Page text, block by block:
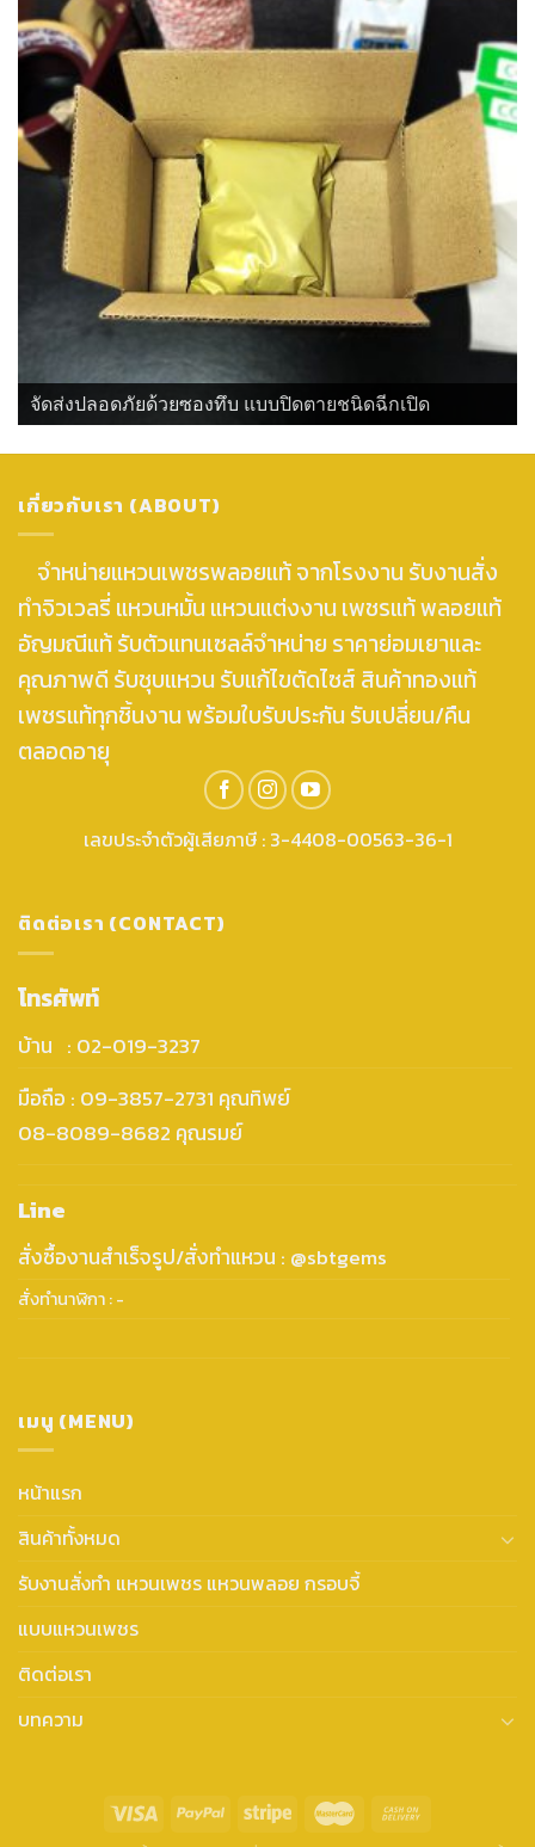
จัดส่งปลอดภัยด้วยซองทึบ แบบปิดตายชนิดฉีกเปิด
เกี่ยวกับเรา (ABOUT)
จำหน่ายแหวนเพชรพลอยแท้ จากโรงงาน รับงานสั่ง
ทำจิวเวลรี่ แหวนหมั้น แหวนแต่งงาน เพชรแท้ พลอยแท้
อัญมณีแท้ รับตัวแทนเซลล์จำหน่าย ราคาย่อมเยาและ
คุณภาพดี รับชุบแหวน รับแก้ไขตัดไซส์ สินค้าทองแท้
เพชรแท้ทุกชิ้นงาน พร้อมใบรับประกัน รับเปลี่ยน/คืน
ตลอดอายุ
เลขประจำตัวผู้เสียภาษี : 3-4408-00563-36-1
ติดต่อเรา (CONTACT)
โทรศัพท์
บ้าน : 02-019-3237
มือถือ : 09-3857-2731 คุณทิพย์
08-8089-8682 คุณรมย์
Line
สั่งซื้องานสำเร็จรูป/สั่งทำแหวน : @sbtgems
สั่งทำนาฬิกา : -
เมนู (MENU)
หน้าแรก
สินค้าทั้งหมด
รับงานสั่งทำ แหวนเพชร แหวนพลอย กรอบจี้
แบบแหวนเพชร
ติดต่อเรา
บทความ